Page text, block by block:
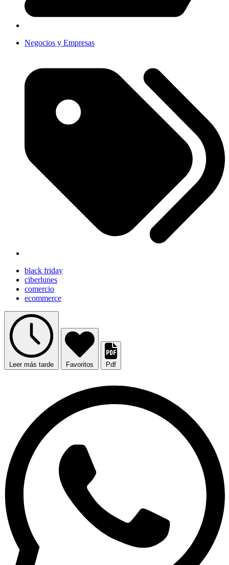
Negocios y Empresas
black friday
ciberlunes
comercio
ecommerce
Leer más tarde Favoritos Pdf